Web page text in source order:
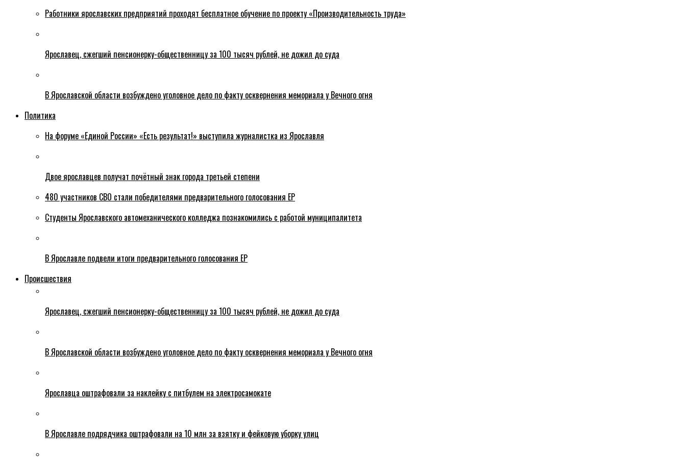
Работники ярославских предприятий проходят бесплатное обучение по проекту «Производительность труда»
Ярославец, сжегший пенсионерку-общественницу за 100 тысяч рублей, не дожил до суда
В Ярославской области возбуждено уголовное дело по факту осквернения мемориала у Вечного огня
Политика
На форуме «Единой России» «Есть результат!» выступила журналистка из Ярославля
Двое ярославцев получат почётный знак города третьей степени
480 участников СВО стали победителями предварительного голосования ЕР
Студенты Ярославского автомеханического колледжа познакомились с работой муниципалитета
В Ярославле подвели итоги предварительного голосования ЕР
Происшествия
Ярославец, сжегший пенсионерку-общественницу за 100 тысяч рублей, не дожил до суда
В Ярославской области возбуждено уголовное дело по факту осквернения мемориала у Вечного огня
Ярославца оштрафовали за наклейку с питбулем на электросамокате
В Ярославле подрядчика оштрафовали на 10 млн за взятку и фейковую уборку улиц